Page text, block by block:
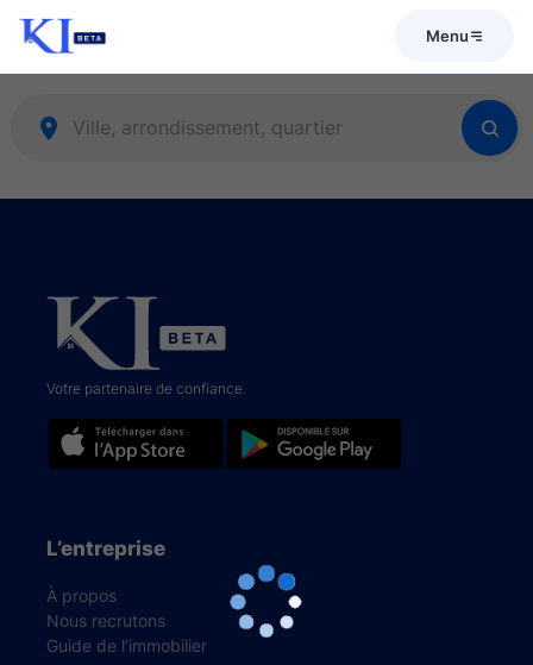
Menu
Votre partenaire de confiance.
L’entreprise
À propos
Nous recrutons
Guide de l’immobilier